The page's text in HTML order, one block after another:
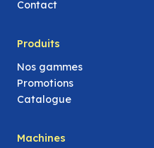
Contact
Produits
Nos gammes
Promotions
Catalogue
Machines